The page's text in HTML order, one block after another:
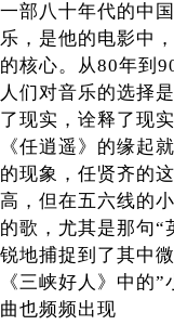
一部八十年代的中
乐，是他的电影中
的核心。从80年到
人们对音乐的选择
了现实，诠释了现
《任逍遥》的缘起
的现象，任贤齐的
高，但在五六线的
的歌，尤其是那句“
锐地捕捉到了其中
《三峡好人》中的
曲也频频出现